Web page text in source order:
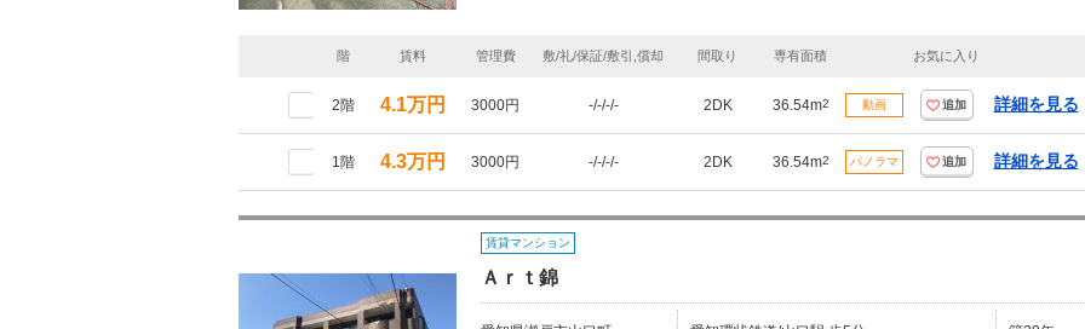
階 賃料 管理費 敷/礼/保証/敷引,償却 間取り 専有面積 お気に入り
2階 4.1万円 3000円 -/-/-/- 2DK 36.54m2 動画 追加 詳細を見る
1階 4.3万円 3000円 -/-/-/- 2DK 36.54m2 パノラマ 追加 詳細を見る
賃貸マンション
Ａｒｔ錦